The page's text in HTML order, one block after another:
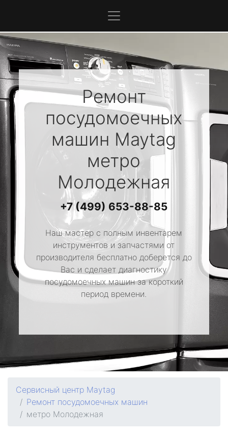
Ремонт
посудомоечных
машин Maytag
метро
Молодежная
+7 (499) 653-88-85
Наш мастер с полным инвентарем
инструментов и запчастями от
производителя бесплатно доберется до
Вас и сделает диагностику
посудомоечных машин за короткий
период времени.
Сервисный центр Maytag
Ремонт посудомоечных машин
метро Молодежная